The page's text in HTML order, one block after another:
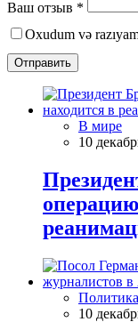
Ваш отзыв *
Oxudum və
Отправить
В мире
10
Политика
10